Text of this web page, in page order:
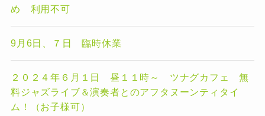
め 利用不可
9月6日、７日 臨時休業
２０２４年６月１日 昼１１時～ ツナグカフェ 無
料ジャズライブ＆演奏者とのアフタヌーンティタイ
ム！（お子様可）